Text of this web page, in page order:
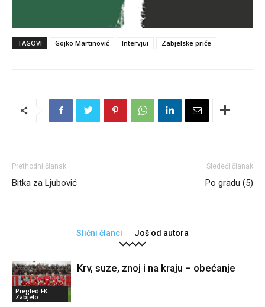
TAGOVI Gojko Martinović Intervjui Zabjelske priče
Prethodni članak
Bitka za Ljubović
Sledeći članak
Po gradu (5)
Slični članci Još od autora
Pregled FK
Zabjelo
Krv, suze, znoj i na kraju – obećanje